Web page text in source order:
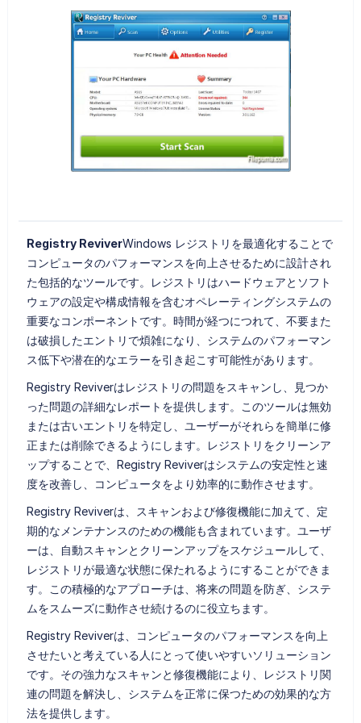
Registry ReviverWindows レジストリを最適化することで
コンピュータのパフォーマンスを向上させるために設計され
た包括的なツールです。レジストリはハードウェアとソフト
ウェアの設定や構成情報を含むオペレーティングシステムの
重要なコンポーネントです。時間が経つにつれて、不要また
は破損したエントリで煩雑になり、システムのパフォーマン
ス低下や潜在的なエラーを引き起こす可能性があります。
Registry Reviverはレジストリの問題をスキャンし、見つか
った問題の詳細なレポートを提供します。このツールは無効
または古いエントリを特定し、ユーザーがそれらを簡単に修
正または削除できるようにします。レジストリをクリーンア
ップすることで、Registry Reviverはシステムの安定性と速
度を改善し、コンピュータをより効率的に動作させます。
Registry Reviverは、スキャンおよび修復機能に加えて、定
期的なメンテナンスのための機能も含まれています。ユーザ
ーは、自動スキャンとクリーンアップをスケジュールして、
レジストリが最適な状態に保たれるようにすることができま
す。この積極的なアプローチは、将来の問題を防ぎ、システ
ムをスムーズに動作させ続けるのに役立ちます。
Registry Reviverは、コンピュータのパフォーマンスを向上
させたいと考えている人にとって使いやすいソリューション
です。その強力なスキャンと修復機能により、レジストリ関
連の問題を解決し、システムを正常に保つための効果的な方
法を提供します。